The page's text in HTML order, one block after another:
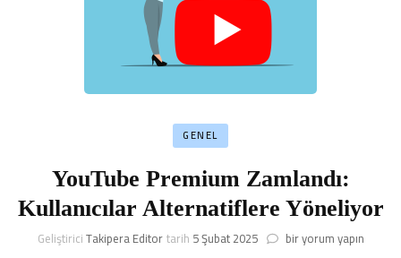
GENEL
YouTube Premium Zamlandı:
Kullanıcılar Alternatiflere Yöneliyor
GeliştiriciTakipera Editortarih 5 Şubat 2025 YouTube
bir yorum yapın